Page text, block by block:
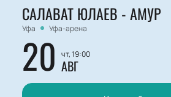
САЛАВАТ ЮЛАЕВ - АМУР
Уфа Уфа-арена
20 чт, 19:00
АВГ